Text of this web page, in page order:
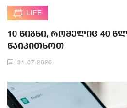
LIFE
10 წიგნი, რომელიც 40
წაიკითხოთ
31.07.2026